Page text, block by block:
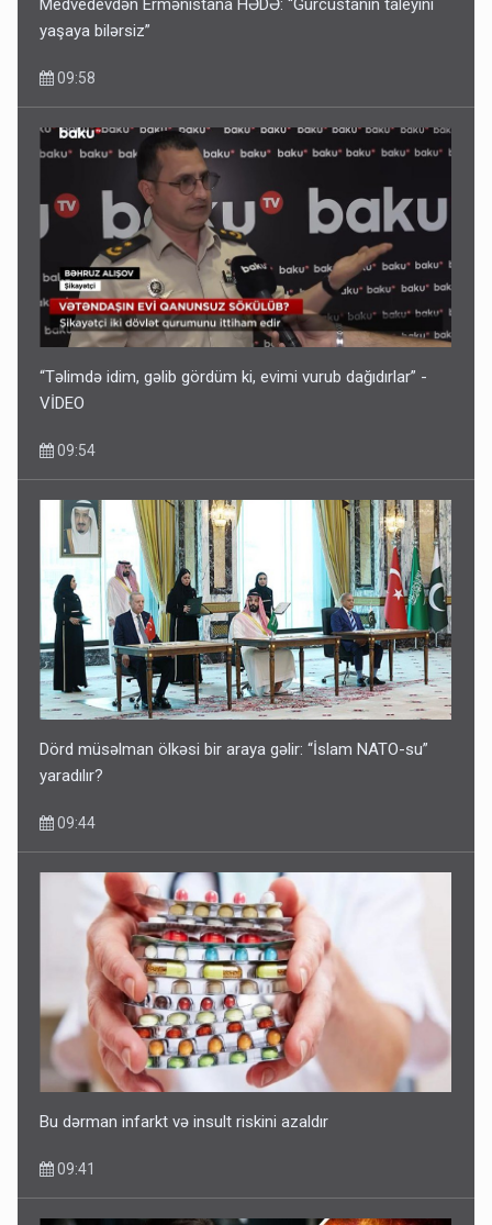
yaşaya bilərsiz”
09:58
“Təlimdə idim, gəlib gördüm ki, evimi vurub dağıdırlar” -
VİDEO
09:54
Dörd müsəlman ölkəsi bir araya gəlir: “İslam NATO-su”
yaradılır?
09:44
Bu dərman infarkt və insult riskini azaldır
09:41